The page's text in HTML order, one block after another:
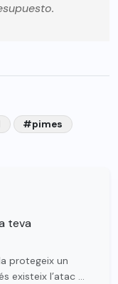
#pimes
teva
protegeix un
existeix l’atac …